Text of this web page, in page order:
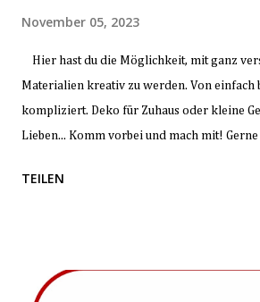
November 05, 2023
Hier hast du die Möglichkeit, mit ganz
Materialien kreativ zu werden. Von einfach
kompliziert. Deko für Zuhaus oder kleine
Lieben... Komm vorbei und mach mit!
TEILEN